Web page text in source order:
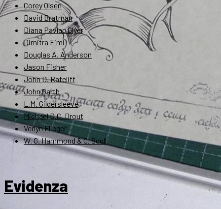
Corey Olsen
David Bratman
Diana Pavlac Glyer
Dimitra Fimi
Douglas A. Anderson
Jason Fisher
John D. Rateliff
John Garth
L.M. Gildersleeve
Michael D.C. Drout
Verlyn Flieger
W. G. Hammond & C. Scull
Evidenza